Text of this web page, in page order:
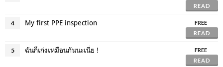
READ
4 My first PPE inspection
FREE
READ
5 ฉันก็เก่งเหมือนกันนะเนี่ย !
FREE
READ